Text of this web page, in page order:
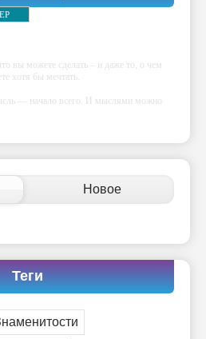
вы можете сделать – и даже то, о чем
хотя бы мечтать.
— начало всего. И мыслями можно
сами себе придумали.
— это ум. Самая большая нищета —
самый пугающий — самолюбование.
его дал.
Новое
Теги